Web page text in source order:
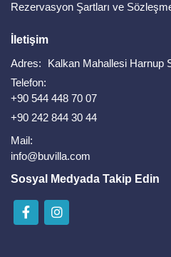
Rezervasyon Şartları ve
İletişim
Adres:
Kalkan Mahallesi Harnup
Telefon:
+90 544 448 70 07
+90 242 844 30 44
Mail:
info@buvilla.com
Sosyal Medyada Takip Edin